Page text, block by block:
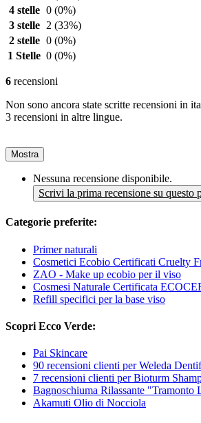
4 stelle 0 (0%)
3 stelle
2 (33%)
2 stelle 0 (0%)
1 Stelle 0 (0%)
6 recensioni
Non sono ancora state scritte recensioni in
3 recensioni in altre lingue.
Mostra
Nessuna recensione disponibile.
Scrivi la prima recensione su questo
Categorie preferite:
Primer naturali
Cosmetici Ecobio Certificati Cruelty
ZAO - Make up ecobio per il viso
Cosmesi Naturale Certificata
Refill specifici per la base viso
Scopri Ecco Verde:
Pai Skincare
90 recensioni clienti per Weleda
7 recensioni clienti per Bioturm
Bagnoschiuma Rilassante "Tramonto
Akamuti Olio di Nocciola